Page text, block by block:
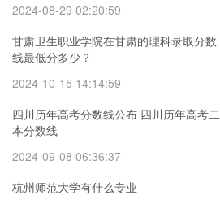
2024-08-29 02:20:59
甘肃卫生职业学院在甘肃的理科录取分数
线最低分多少？
2024-10-15 14:14:59
四川历年高考分数线公布 四川历年高考二
本分数线
2024-09-08 06:36:37
杭州师范大学有什么专业